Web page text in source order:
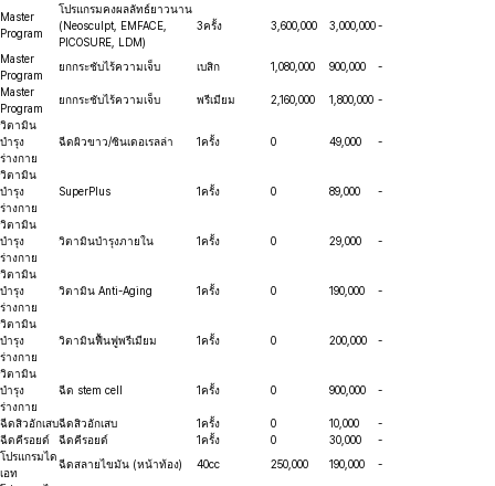
Master
Program
โปรแกรมคงผลลัทธ์ยาวนาน
(Neosculpt, EMFACE,
PICOSURE, LDM)
3ครั้ง 3,600,000 3,000,000-
Master
Program
ยกกระชับไร้ความเจ็บ เบสิก 1,080,000 900,000 -
Master
Program
ยกกระชับไร้ความเจ็บ พรีเมียม 2,160,000 1,800,000 -
วิตามิน
บำรุง
ร่างกาย
ฉีดผิวขาว/ซินเดอเรลล่า 1ครั้ง 0 49,000 -
วิตามิน
บำรุง
ร่างกาย
SuperPlus 1ครั้ง 0 89,000 -
วิตามิน
บำรุง
ร่างกาย
วิตามินบำรุงภายใน 1ครั้ง 0 29,000 -
วิตามิน
บำรุง
ร่างกาย
วิตามิน Anti-Aging 1ครั้ง 0 190,000 -
วิตามิน
บำรุง
ร่างกาย
วิตามินฟื้นฟูพรีเมียม 1ครั้ง 0 200,000 -
วิตามิน
บำรุง
ร่างกาย
ฉีด stem cell 1ครั้ง 0 900,000 -
ฉีดสิวอักเสบฉีดสิวอักเสบ 1ครั้ง 0 10,000
-
ฉีดคีรอยด์
ฉีดคีรอยด์ 1ครั้ง 0 30,000
-
โปรแกรมได
เอท
ฉีดสลายไขมัน (หน้าท้อง) 40cc 250,000 190,000 -